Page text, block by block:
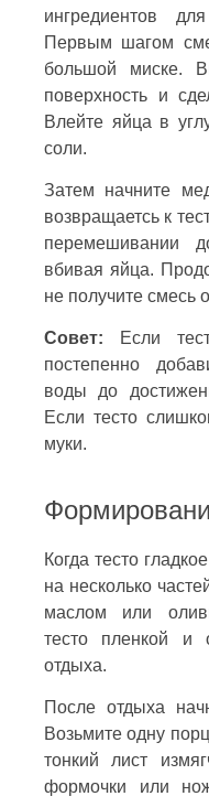
ингредиентов
Первым шагом
большой миске.
поверхность и
Влейте яйца в
соли.
Затем начните
возвращаетсь к
перемешивании
вбивая яйца.
не получите смесь
Совет: Если
постепенно
воды до
Если тесто
муки.
Когда тесто
на несколько
маслом или
тесто пленкой и
отдыха.
После отдыха
Возьмите одну
тонкий лист
формочки или